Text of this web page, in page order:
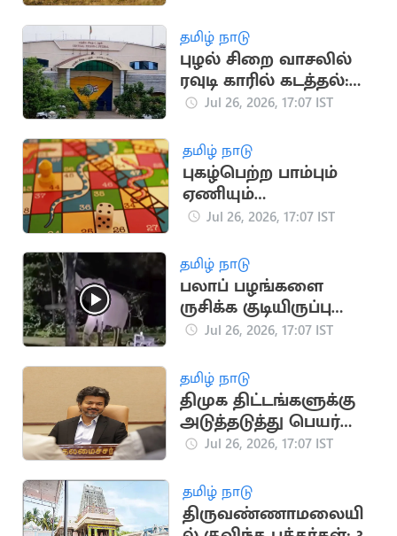
தமிழ் நாடு
புழல் சிறை வாசலில்
ரவுடி காரில் கடத்தல்:
உறவினர்கள் 4 பேர்
Jul 26, 2026, 17:07 IST
தமிழ் நாடு
புகழ்பெற்ற பாம்பும்
ஏணியும்
விளையாட்டின்
Jul 26, 2026, 17:07 IST
தமிழ் நாடு
பலாப் பழங்களை
ருசிக்க குடியிருப்பு
பகுதியில் மீண்டும்
Jul 26, 2026, 17:07 IST
தமிழ் நாடு
திமுக திட்டங்களுக்கு
அடுத்தடுத்து பெயர்
மாற்றம்
Jul 26, 2026, 17:07 IST
தமிழ் நாடு
திருவண்ணாமலையி